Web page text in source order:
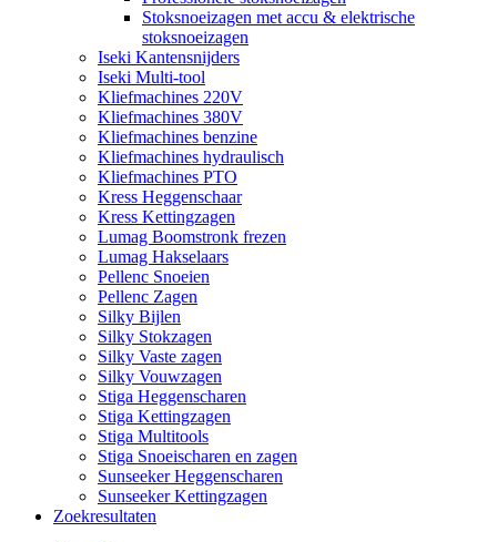
Stoksnoeizagen met accu & elektrische
stoksnoeizagen
Iseki Kantensnijders
Iseki Multi-tool
Kliefmachines 220V
Kliefmachines 380V
Kliefmachines benzine
Kliefmachines hydraulisch
Kliefmachines PTO
Kress Heggenschaar
Kress Kettingzagen
Lumag Boomstronk frezen
Lumag Hakselaars
Pellenc Snoeien
Pellenc Zagen
Silky Bijlen
Silky Stokzagen
Silky Vaste zagen
Silky Vouwzagen
Stiga Heggenscharen
Stiga Kettingzagen
Stiga Multitools
Stiga Snoeischaren en zagen
Sunseeker Heggenscharen
Sunseeker Kettingzagen
Zoekresultaten